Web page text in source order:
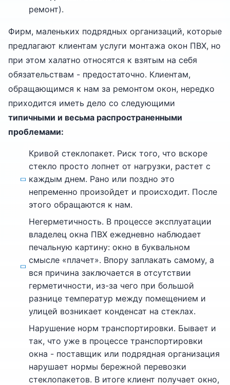
ремонт).
Фирм, маленьких подрядных организаций, которые
предлагают клиентам услуги монтажа окон ПВХ, но
при этом халатно относятся к взятым на себя
обязательствам - предостаточно. Клиентам,
обращающимся к нам за ремонтом окон, нередко
приходится иметь дело со следующими
типичными и весьма распространенными
проблемами:
Кривой стеклопакет. Риск того, что вскоре
стекло просто лопнет от нагрузки, растет с
каждым днем. Рано или поздно это
непременно произойдет и происходит. После
этого обращаются к нам.
Негерметичность. В процессе эксплуатации
владелец окна ПВХ ежедневно наблюдает
печальную картину: окно в буквальном
смысле «плачет». Впору заплакать самому, а
вся причина заключается в отсутствии
герметичности, из-за чего при большой
разнице температур между помещением и
улицей возникает конденсат на стеклах.
Нарушение норм транспортировки. Бывает и
так, что уже в процессе транспортировки
окна - поставщик или подрядная организация
нарушает нормы бережной перевозки
стеклопакетов. В итоге клиент получает окно,